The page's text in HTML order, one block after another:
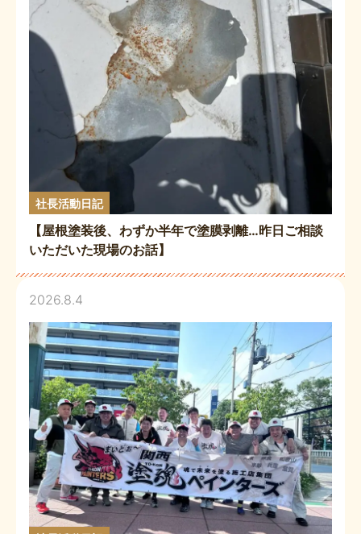
社長活動日記
【屋根塗装後、わずか半年で塗膜剥離…昨日ご相談
いただいた現場のお話】
2026.8.4